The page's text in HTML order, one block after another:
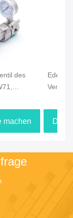
des
machen
Ventil-
Das